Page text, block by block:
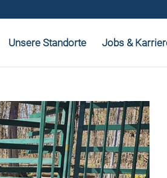
Unsere Standorte Jobs &